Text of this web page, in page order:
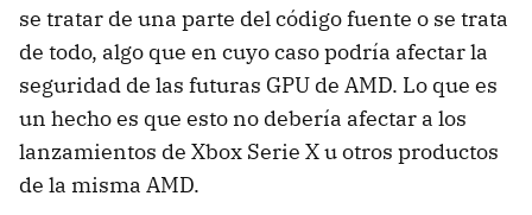
se tratar de una parte del código fuente o se trata
de todo, algo que en cuyo caso podría afectar la
seguridad de las futuras GPU de AMD. Lo que es
un hecho es que esto no debería afectar a los
lanzamientos de Xbox Serie X u otros productos
de la misma AMD.